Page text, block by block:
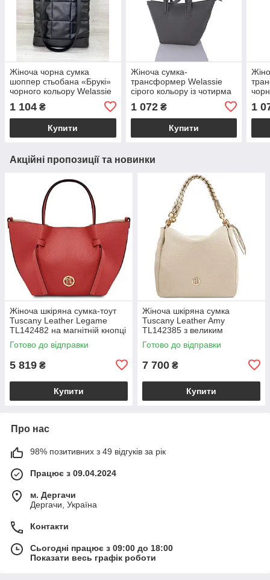
Жіноча чорна сумка
шоппер стьобана «Брукі»
чорного кольору Welassie
1 104 ₴
Купити
Жіноча сумка-
трансформер Welassie
сірого кольору із чотирма
відділення з екошкіри
«Лінда»
1 072₴
Купити
1
Акційні пропозиції та новинки
Жіноча шкіряна сумка-тоут
Tuscany Leather Legame
TL142482 на магнітній кнопці
з плечовим ременем,
коралова BS2482_1_105
Готово до відправки
5 819 ₴
Купити
Жіноча шкіряна сумка
Tuscany Leather Amy
TL142385 з великим
відділенням і плечовим
ременем, бежева
Готово до відправки
7 700 ₴
Купити
Про нас
98% позитивних з 49 відгуків за рік
Працює з 09.04.2024
м. Дергачи
Дергачи, Україна
Контакти
Сьогодні працює з 09:00 до 18:00
Показати весь графік роботи